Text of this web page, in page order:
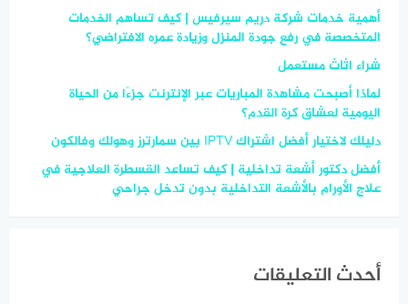
أهمية خدمات شركة دريم سيرفيس | كيف تساهم الخدمات
المتخصصة في رفع جودة المنزل وزيادة عمره الافتراضي؟
شراء اثاث مستعمل
لماذا أصبحت مشاهدة المباريات عبر الإنترنت جزءًا من الحياة
اليومية لعشاق كرة القدم؟
دليلك لاختيار أفضل اشتراك IPTV بين سمارترز وهولك وفالكون
أفضل دكتور أشعة تداخلية | كيف تساعد القسطرة العلاجية في
علاج الأورام بالأشعة التداخلية بدون تدخل جراحي
أحدث التعليقات